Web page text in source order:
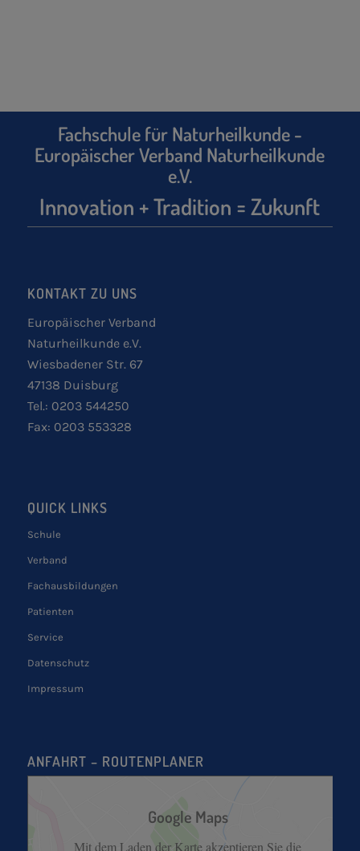
Fachschule für Naturheilkunde -
Europäischer Verband Naturheilkunde
e.V.
Innovation + Tradition = Zukunft
KONTAKT ZU UNS
Europäischer Verband
Naturheilkunde e.V.
Wiesbadener Str. 67
47138 Duisburg
Tel.: 0203 544250
Fax: 0203 553328
QUICK LINKS
Schule
Verband
Fachausbildungen
Patienten
Service
Datenschutz
Impressum
ANFAHRT – ROUTENPLANER
Google Maps
Mit dem Laden der Karte akzeptieren Sie die